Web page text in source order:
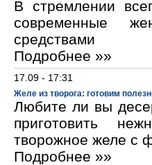
В стремлении
современные
средствами
Подробнее »»
17.09 - 17:31
Желе из творога: готовим
Любите ли вы
приготовить
творожное желе с
Подробнее »»